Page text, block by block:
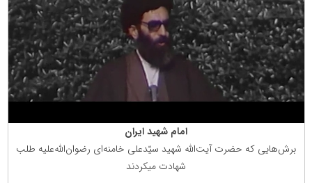
امام شهید ایران
برش‌هایی كه حضرت آیت‌الله شهید سیّدعلی خامنه‌ای رضوان‌الله‌علیه طلب
شهادت میكردند